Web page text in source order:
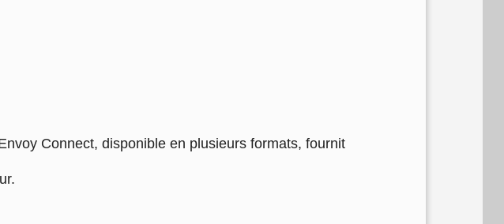
Connect, disponible en plusieurs formats, fournit